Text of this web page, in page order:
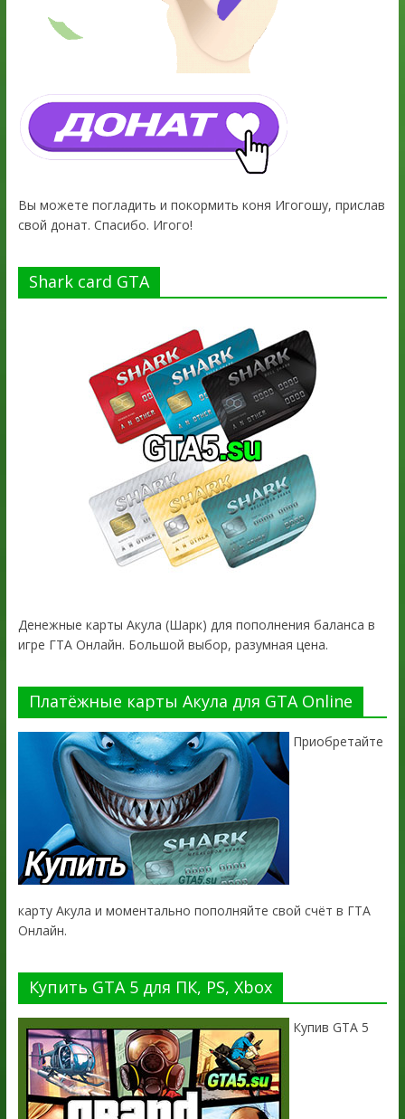
Вы можете погладить и покормить коня Игогошу, прислав
свой донат. Спасибо. Игого!
Shark card GTA
Денежные карты Акула (Шарк) для пополнения баланса в
игре ГТА Онлайн. Большой выбор, разумная цена.
Платёжные карты Акула для GTA Online
Приобретайте
карту Акула и моментально пополняйте свой счёт в ГТА
Онлайн.
Купить GTA 5 для ПК, PS, Xbox
Купив GTA 5